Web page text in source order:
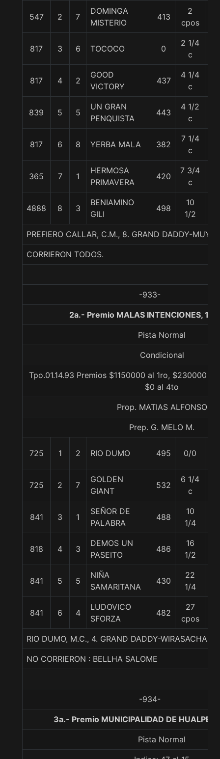
547 2 7
DOMINGA
MISTERIO
413
2
cpos
817 3 6 TOCOCO 0
2 1/4
c
817 4 2
GOOD
VICTORY
437
4 1/4
c
839 5 5
UN GRAN
PENQUISTA
443
4 1/2
c
817 6 8 YERBA MALA 382
7 1/4
c
365 7 1
HERMOSA
PRIMAVERA
420
7 3/4
c
4888 8 3
BENIAMINO
GILI
498
10
1/2
PREFIERO CALLAR, C.M., 8. GRAND DADDY-MUY
CORRIERON TODOS.
-933-
2a.- Premio MALAS INTENCIONES,
Pista Normal
Condicional
Tpo.01.14.93 Premios $1150000 al 1ro, $230000
$0 al 4to
Prop. MATIAS ALFONSO
Prep. G. MELO M.
725 1 2 RIO DUMO 495 0/0
725 2 7
GOLDEN
GIANT
532
6 1/4
c
841 3 1
SEÑOR DE
PALABRA
488
10
1/4
818 4 3
DEMOS UN
PASEITO
486
16
1/2
841 5 5
NIÑA
SAMARITANA
430
22
1/4
841 6 4
LUDOVICO
SFORZA
482
27
cpos
RIO DUMO, M.C., 4. GRAND DADDY-WIRASACHA-
NO CORRIERON : BELLHA SALOME
-934-
3a.- Premio MUNICIPALIDAD DE
Pista Normal